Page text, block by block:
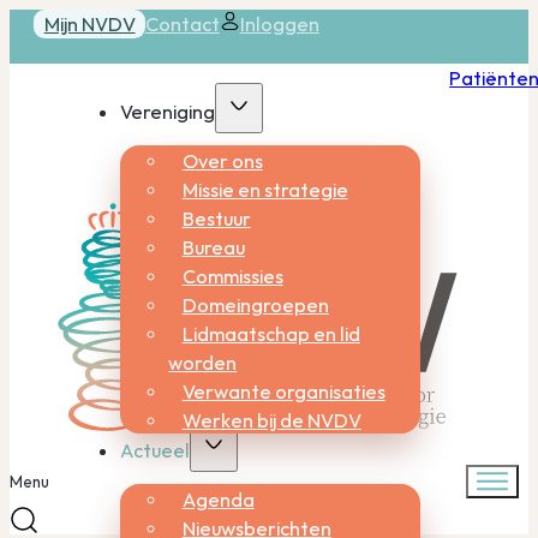
Mijn NVDV Contact Inloggen
Vereniging
Over ons
Missie en strategie
Bestuur
Bureau
Commissies
Domeingroepen
Lidmaatschap en lid
worden
Verwante organisaties
Werken bij de NVDV
Actueel
Agenda
Nieuwsberichten
Menu